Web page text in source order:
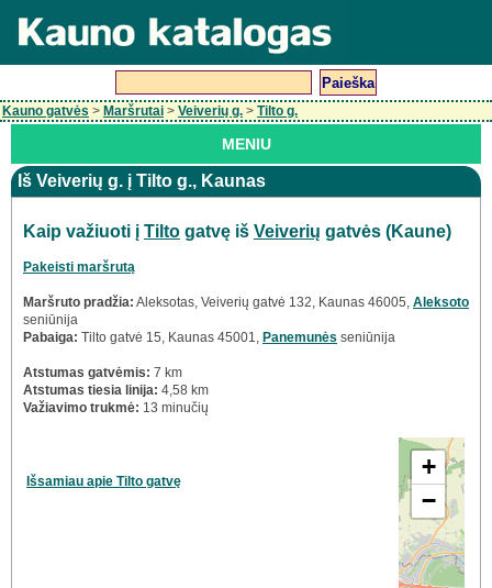
Kauno gatvės > Maršrutai > Veiverių g. > Tilto g.
MENIU
Iš Veiverių g. į Tilto g., Kaunas
Kaip važiuoti į Tilto gatvę iš Veiverių gatvės (Kaune)
Pakeisti maršrutą
Maršruto pradžia: Aleksotas, Veiverių gatvė 132, Kaunas 46005, Aleksoto
seniūnija
Pabaiga: Tilto gatvė 15, Kaunas 45001, Panemunės seniūnija
Atstumas gatvėmis: 7 km
Atstumas tiesia linija: 4,58 km
Važiavimo trukmė: 13 minučių
Išsamiau apie Tilto gatvę
+
−